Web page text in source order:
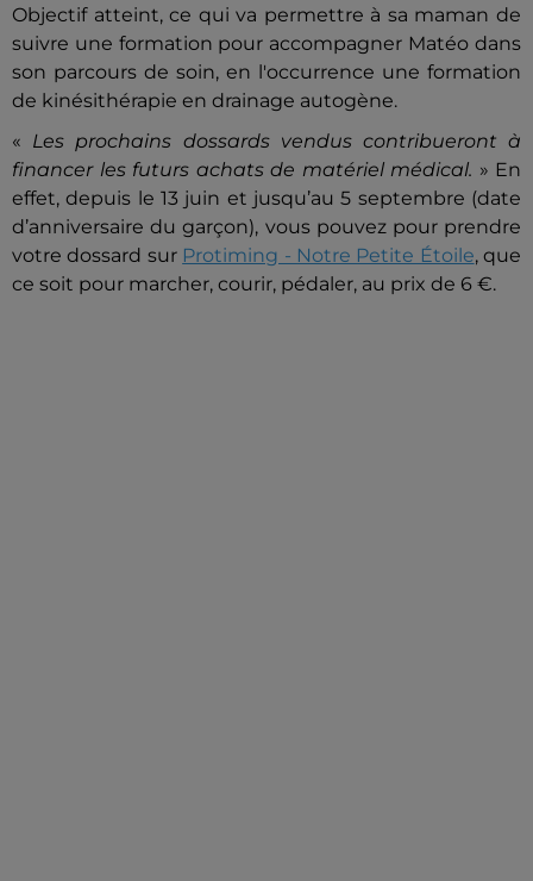
Objectif atteint, ce qui va permettre à sa maman de
suivre une formation pour accompagner Matéo dans
son parcours de soin, en l'occurrence une formation
de kinésithérapie en drainage autogène.
« Les prochains dossards vendus contribueront à
financer les futurs achats de matériel médical. » En
effet, depuis le 13 juin et jusqu’au 5 septembre (date
d’anniversaire du garçon), vous pouvez pour prendre
votre dossard sur Protiming - Notre Petite Étoile, que
ce soit pour marcher, courir, pédaler, au prix de 6 €.